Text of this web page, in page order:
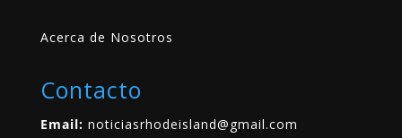
Acerca de Nosotros
Contacto
Email: noticiasrhodeisland@gmail.com